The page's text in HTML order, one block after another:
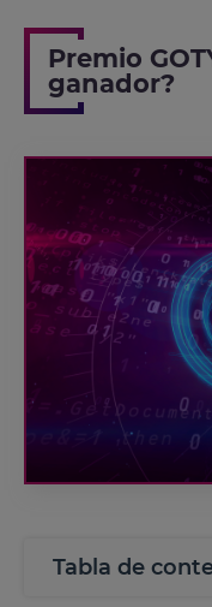
Premio
ganador?
Tabla de